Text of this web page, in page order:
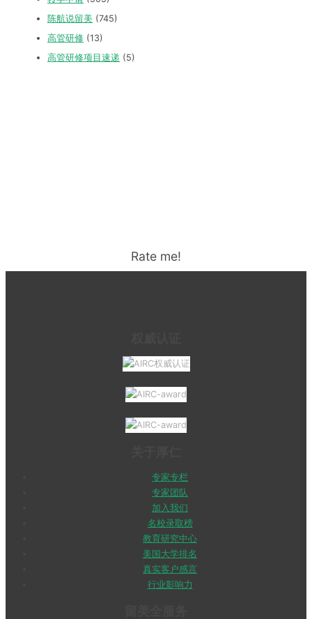
陈航说留美 (745)
高管研修 (13)
高管研修项目速递 (5)
Rate me!
专家专栏
专家团队
加入我们
名校录取榜
教育研究中心
美国大学排名
真实客户感言
行业影响力